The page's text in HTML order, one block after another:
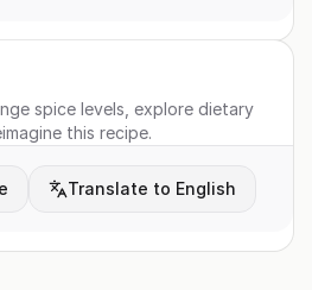
spice levels, explore dietary
this recipe.
Translate to English